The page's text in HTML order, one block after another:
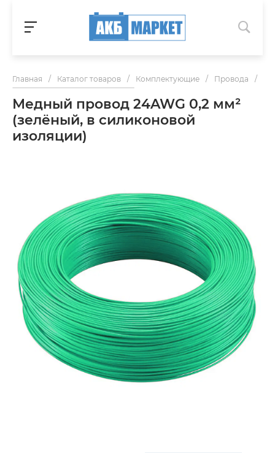
Главная / Каталог товаров / Комплектующие / Провода /
Медный провод 24AWG 0,2 мм²
(зелёный, в силиконовой
изоляции)